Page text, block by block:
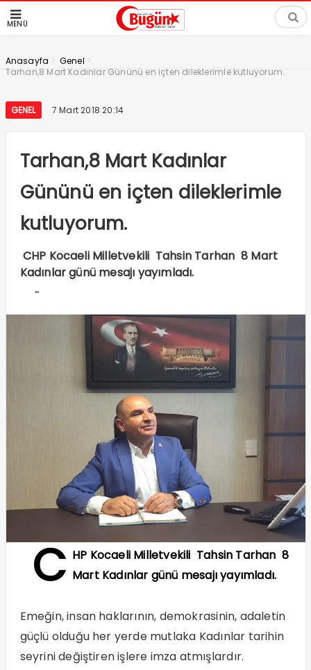
MENÜ
Anasayfa > Genel >
Tarhan,8 Mart Kadınlar Gününü en içten dileklerimle kutluyorum.
GENEL 7 Mart 2018 20:14
Tarhan,8 Mart Kadınlar
Gününü en içten dileklerimle
kutluyorum.
CHP Kocaeli Milletvekili Tahsin Tarhan 8 Mart
Kadınlar günü mesajı yayımladı.
..
C HP Kocaeli Milletvekili Tahsin Tarhan 8
Mart Kadınlar günü mesajı yayımladı.
Emeğin, insan haklarının, demokrasinin, adaletin
güçlü olduğu her yerde mutlaka Kadınlar tarihin
seyrini değiştiren işlere imza atmışlardır.